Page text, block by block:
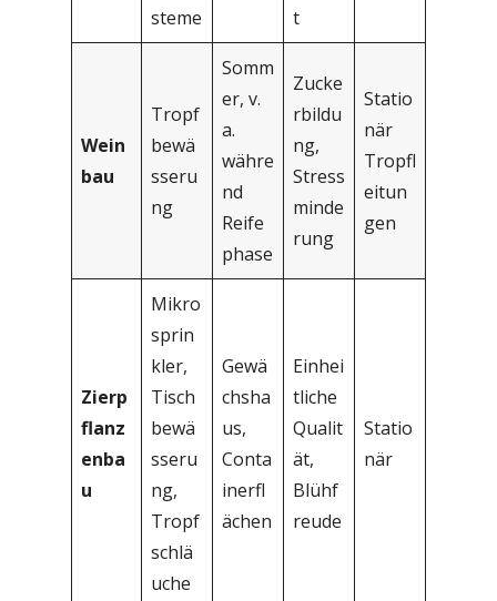
steme
t
Wein
bau
Tropf
bewä
sseru
ng
Somm
er, v.
a.
währe
nd
Reife
phase
Zucke
rbildu
ng,
Stress
minde
rung
Statio
när
Tropfl
eitun
gen
Zierp
flanz
enba
u
Mikro
sprin
kler,
Tisch
bewä
sseru
ng,
Tropf
schlä
uche
Gewä
chsha
us,
Conta
inerfl
ächen
Einhei
tliche
Qualit
ät,
Blühf
reude
Statio
när